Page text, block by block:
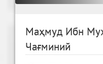
Маҳмуд Ибн
Чағминий